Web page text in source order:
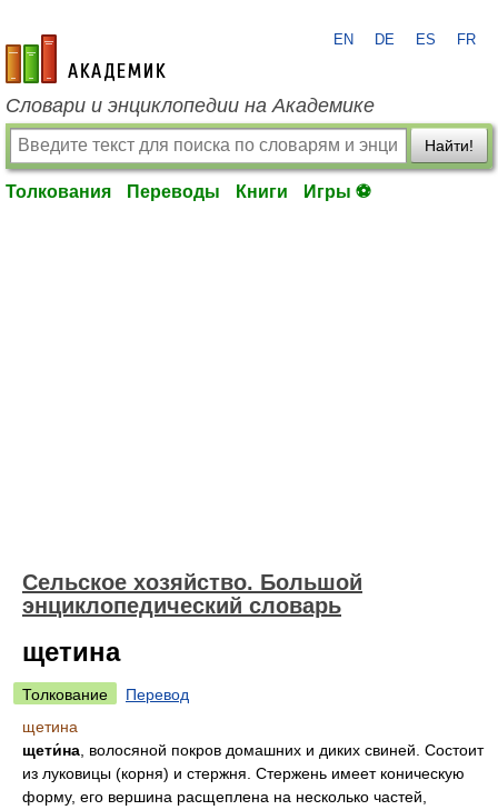
academic.ru
EN DE ES FR
Словари и энциклопедии на Академике
Найти!
Толкования Переводы Книги Игры ⚽
Сельское хозяйство. Большой
энциклопедический словарь
щетина
Толкование
Перевод
щетина
щети́на , волосяной покров домашних и диких свиней. Состоит
из луковицы (корня) и стержня. Стержень имеет коническую
форму, его вершина расщеплена на несколько частей,